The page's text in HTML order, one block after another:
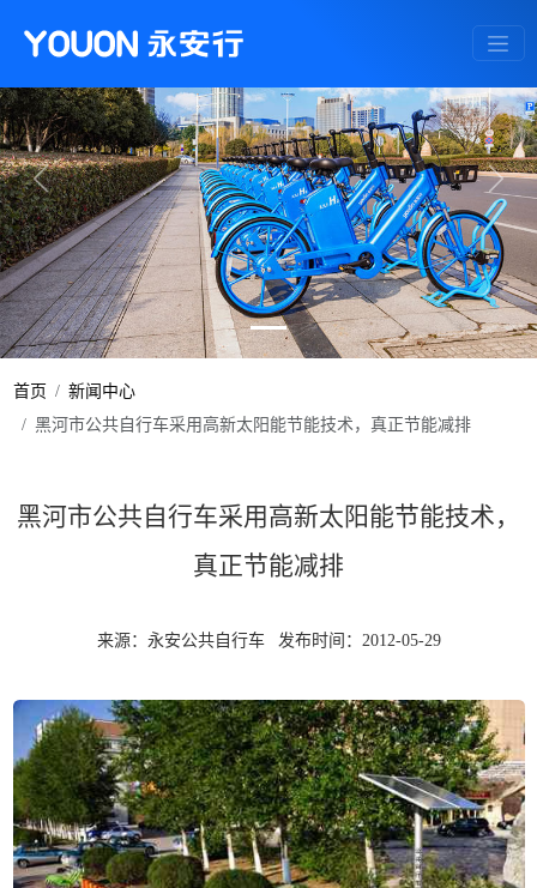
Previous Next
首页
新闻中心
黑河市公共自行车采用高新太阳能节能技术，真正节能减排
黑河市公共自行车采用高新太阳能节能技术，
真正节能减排
来源：永安公共自行车 发布时间：2012-05-29